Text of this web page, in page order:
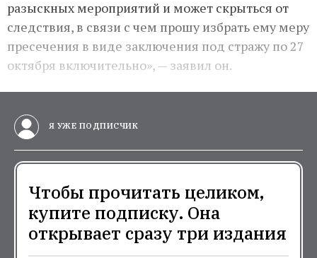
разыскных мероприятий и может скрыться от
следствия, в связи с чем прошу избрать ему меру
пресечения в виде заключения под стражу по 27
октября включительно», — заявил он.
Я УЖЕ ПОДПИСЧИК
Чтобы прочитать целиком,
купите подписку. Она
открывает сразу три издания